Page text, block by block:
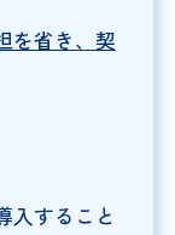
を省き、契
入すること